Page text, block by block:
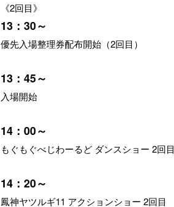
《2回目》
13：30～
優先入場整理券配布開始（2回目）
13：45～
入場開始
14：00～
もぐもぐべじわーるど ダンスショー 2回目
14：20～
鳳神ヤツルギ11 アクションショー 2回目